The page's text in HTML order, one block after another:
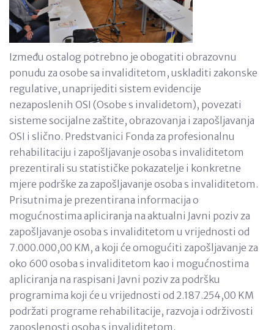
Između ostalog potrebno je obogatiti obrazovnu
ponudu za osobe sa invaliditetom, uskladiti zakonske
regulative, unaprijediti sistem evidencije
nezaposlenih OSI (Osobe s invalidetom), povezati
sisteme socijalne zaštite, obrazovanja i zapošljavanja
OSI i slično. Predstvanici Fonda za profesionalnu
rehabilitaciju i zapošljavanje osoba s invaliditetom
prezentirali su statističke pokazatelje i konkretne
mjere podrške za zapošljavanje osoba s invaliditetom.
Prisutnima je prezentirana informacija o
mogućnostima apliciranja na aktualni Javni poziv za
zapošljavanje osoba s invaliditetom u vrijednosti od
7.000.000,00 KM, a koji će omogućiti zapošljavanje za
oko 600 osoba s invaliditetom kao i mogućnostima
apliciranja na raspisani Javni poziv za podršku
programima koji će u vrijednosti od 2.187.254,00 KM
podržati programe rehabilitacije, razvoja i održivosti
zaposlenosti osoba s invaliditetom.